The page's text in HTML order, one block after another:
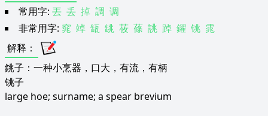
常用字: 丟 丢 掉 調 调
非常用字: 窕 竨 缻 罀 莜 蓧 誂 踔 鑃 铫 雿
解释 ：
銚子：一种小烹器，口大，有流，有柄
铫子
large hoe; surname; a spear brevium